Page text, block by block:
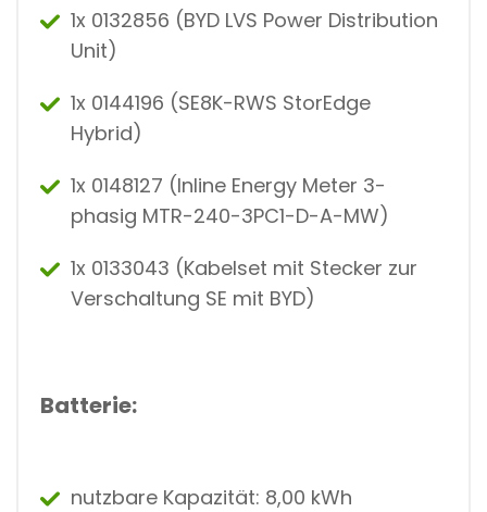
1x 0132856 (BYD LVS Power Distribution
Unit)
1x 0144196 (SE8K-RWS StorEdge
Hybrid)
1x 0148127 (Inline Energy Meter 3-
phasig MTR-240-3PC1-D-A-MW)
1x 0133043 (Kabelset mit Stecker zur
Verschaltung SE mit BYD)
Batterie:
nutzbare Kapazität: 8,00 kWh